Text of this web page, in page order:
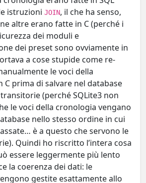
istruzioni JOIN, il che ha senso,
altre erano fatte in C (perché i
dei moduli e
dei preset sono ovviamente in
a cose stupide come re-
le voci della
C prima di salvare nel database
(perché SQLite3 non
le voci della cronologia vengano
nello stesso ordine in cui
è a questo che servono le
Quindi ho riscritto l’intera cosa
essere leggermente più lento
la coerenza dei dati: le
gestite esattamente allo